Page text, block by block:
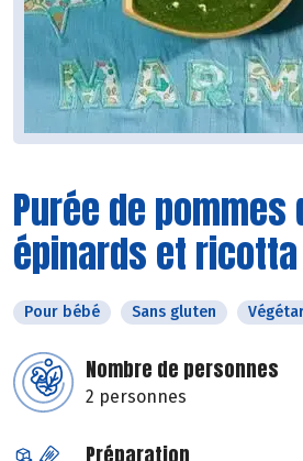
Purée de
épinards et ricotta
Pour bébé Sans gluten
Nombre de personnes
2 personnes
Préparation